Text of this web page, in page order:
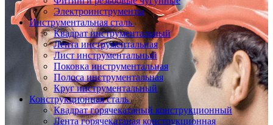
Электроинструменты
Инструментальная сталь
Квадрат инструментальный
Лента инструментальная
Лист инструментальный
Поковка инструментальная
Полоса инструментальная
Круг инструментальный
Конструкционная сталь
Квадрат горячекатаный конструкционный
Лента горячекатаная конструкционная